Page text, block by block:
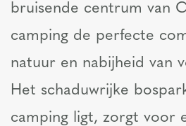
bruisende centrum van
camping de perfecte
natuur en nabijheid van
Het schaduwrijke
camping ligt, zorgt voor